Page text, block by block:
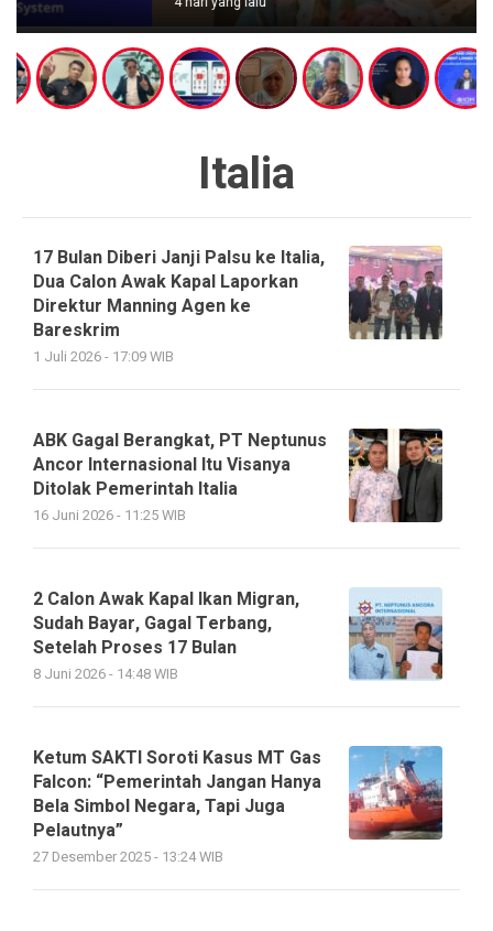
Italia
17 Bulan Diberi Janji Palsu ke Italia,
Dua Calon Awak Kapal Laporkan
Direktur Manning Agen ke
Bareskrim
1 Juli 2026 - 17:09 WIB
ABK Gagal Berangkat, PT Neptunus
Ancor Internasional Itu Visanya
Ditolak Pemerintah Italia
16 Juni 2026 - 11:25 WIB
2 Calon Awak Kapal Ikan Migran,
Sudah Bayar, Gagal Terbang,
Setelah Proses 17 Bulan
8 Juni 2026 - 14:48 WIB
Ketum SAKTI Soroti Kasus MT Gas
Falcon: “Pemerintah Jangan Hanya
Bela Simbol Negara, Tapi Juga
Pelautnya”
27 Desember 2025 - 13:24 WIB